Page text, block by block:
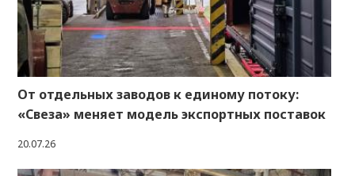
От отдельных заводов к единому потоку:
«Свеза» меняет модель экспортных поставок
20.07.26